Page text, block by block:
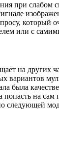
при слабом
который
или с
на других
вариантов
была
попасть на
следующей